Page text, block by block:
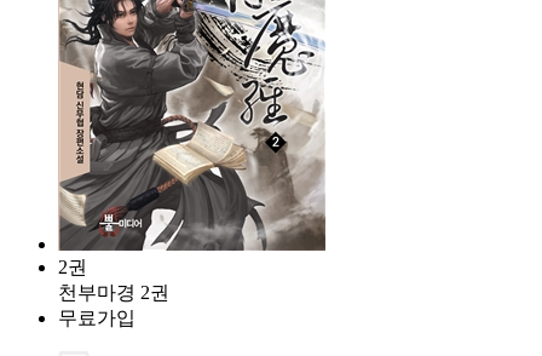
2권
천부마경 2권
무료가입